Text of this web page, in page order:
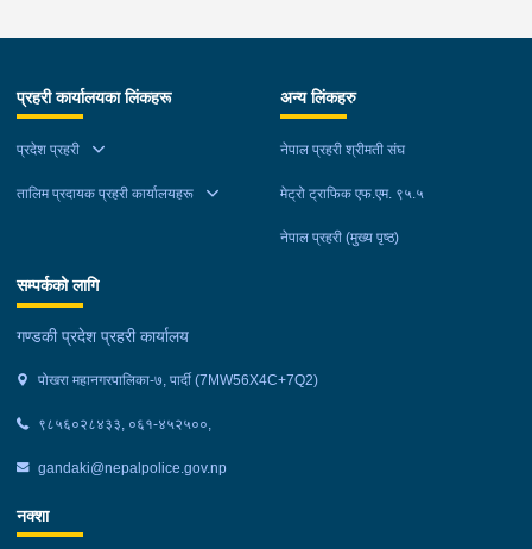
प्रहरी कार्यालयका लिंकहरू
प्रदेश प्रहरी
तालिम प्रदायक प्रहरी कार्यालयहरू
अन्य लिंकहरु
नेपाल प्रहरी श्रीमती संघ
मेट्रो ट्राफिक एफ.एम. ९५.५
नेपाल प्रहरी (मुख्य पृष्ठ)
सम्पर्कको लागि
गण्डकी प्रदेश प्रहरी कार्यालय
पोखरा महानगरपालिका-७, पार्दी (7MW56X4C+7Q2)
९८५६०२८४३३, ०६१-४५२५००,
gandaki@nepalpolice.gov.np
नक्शा